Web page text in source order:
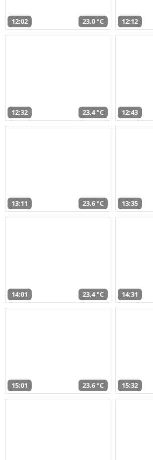
12:02 23,0 °C 12:12
12:32 23,4 °C 12:43
13:11 23,6 °C 13:35
14:01 23,4 °C 14:31
15:01 23,6 °C 15:32